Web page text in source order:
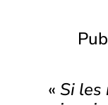
« Si les